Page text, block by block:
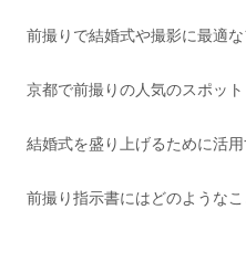
前撮りで結婚式や撮影に最適
京都で前撮りの人気のスポット
結婚式を盛り上げるために活
前撮り指示書にはどのような